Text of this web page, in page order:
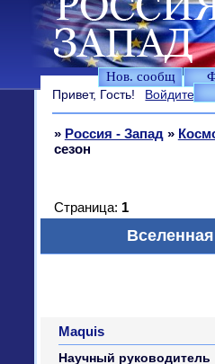
Нов. сообщ
Привет, Гость! Войдите
» Россия - Запад »
сезон
Страница: 1
Maquis
Научный руководитель